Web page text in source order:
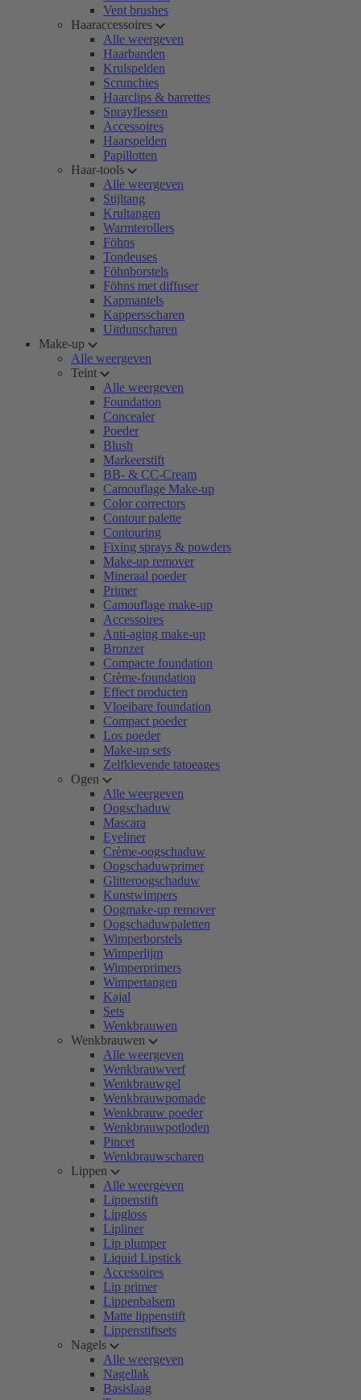
Vent brushes
Haaraccessoires
Alle weergeven
Haarbanden
Krulspelden
Scrunchies
Haarclips & barrettes
Sprayflessen
Accessoires
Haarspelden
Papillotten
Haar-tools
Alle weergeven
Stijltang
Krultangen
Warmterollers
Föhns
Tondeuses
Föhnborstels
Föhns met diffuser
Kapmantels
Kappersscharen
Uitdunscharen
Make-up
Alle weergeven
Teint
Alle weergeven
Foundation
Concealer
Poeder
Blush
Markeerstift
BB- & CC-Cream
Camouflage Make-up
Color correctors
Contour palette
Contouring
Fixing sprays & powders
Make-up remover
Mineraal poeder
Primer
Camouflage make-up
Accessoires
Anti-aging make-up
Bronzer
Compacte foundation
Crème-foundation
Effect producten
Vloeibare foundation
Compact poeder
Los poeder
Make-up sets
Zelfklevende tatoeages
Ogen
Alle weergeven
Oogschaduw
Mascara
Eyeliner
Crème-oogschaduw
Oogschaduwprimer
Glitteroogschaduw
Kunstwimpers
Oogmake-up remover
Oogschaduwpaletten
Wimperborstels
Wimperlijm
Wimperprimers
Wimpertangen
Kajal
Sets
Wenkbrauwen
Wenkbrauwen
Alle weergeven
Wenkbrauwverf
Wenkbrauwgel
Wenkbrauwpomade
Wenkbrauw poeder
Wenkbrauwpotloden
Pincet
Wenkbrauwscharen
Lippen
Alle weergeven
Lippenstift
Lipgloss
Lipliner
Lip plumper
Liquid Lipstick
Accessoires
Lip primer
Lippenbalsem
Matte lippenstift
Lippenstiftsets
Nagels
Alle weergeven
Nagellak
Basislaag